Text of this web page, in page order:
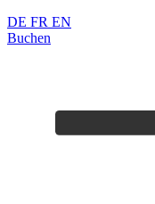
DE FR EN
Buchen